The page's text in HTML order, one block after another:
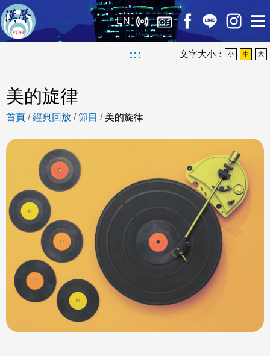
EN
::: 文字大小： 小 中 大
美的旋律
首頁 /經典回放 /節目 / 美的旋律